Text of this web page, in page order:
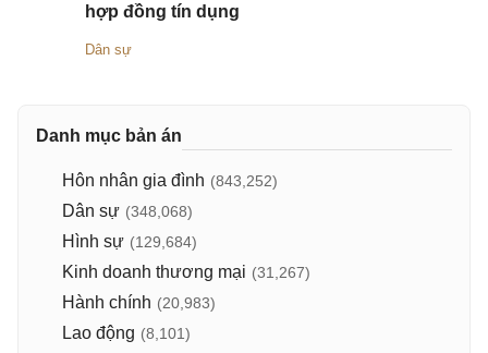
hợp đồng tín dụng
Dân sự
Danh mục bản án
Hôn nhân gia đình (843,252)
Dân sự (348,068)
Hình sự (129,684)
Kinh doanh thương mại (31,267)
Hành chính (20,983)
Lao động (8,101)